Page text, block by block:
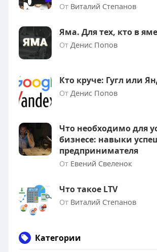
От Виталий Степанов
Яма. Для тех, кто в
От Денис Попов
Кто круче: Гугл или
От Денис Попов
Что необходимо для
бизнесе: навыки
предпринимателя
От Евений Свеленок
Что такое LTV
От Виталий Степанов
Категории